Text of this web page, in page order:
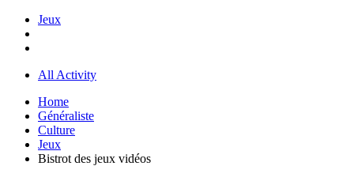
Jeux
All Activity
Home
Généraliste
Culture
Jeux
Bistrot des jeux vidéos